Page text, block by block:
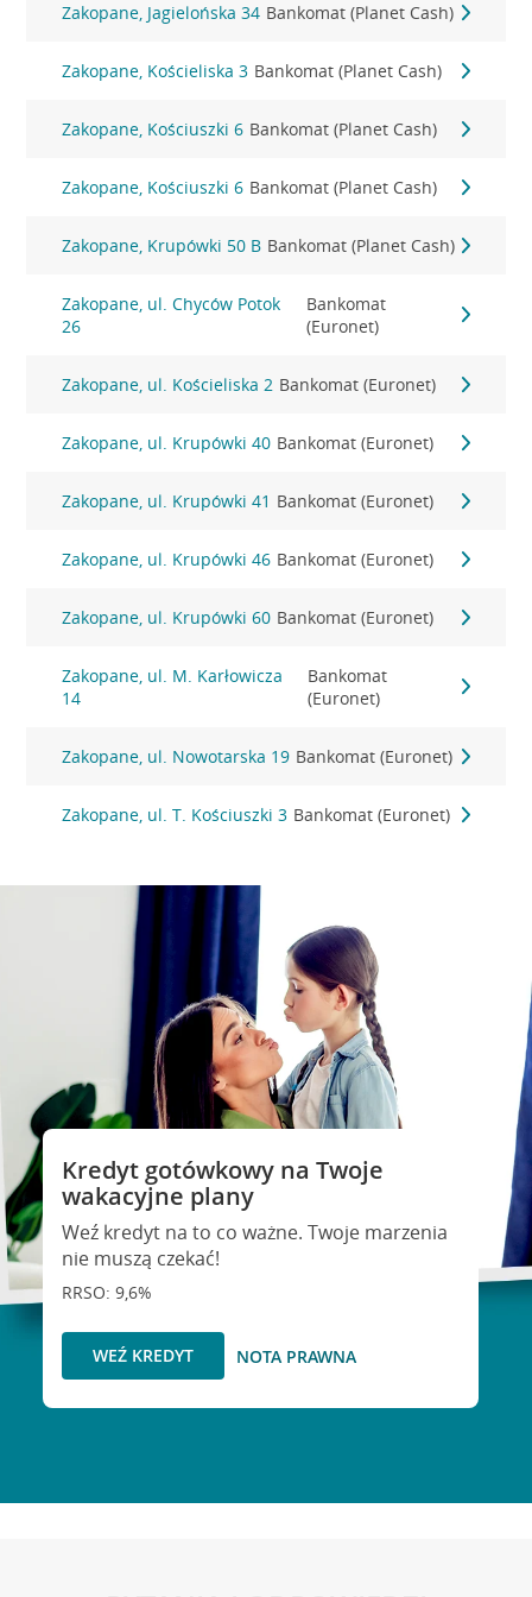
Zakopane, Jagielońska 34 Bankomat (Planet Cash)
Zakopane, Kościeliska 3 Bankomat (Planet Cash)
Zakopane, Kościuszki 6 Bankomat (Planet Cash)
Zakopane, Kościuszki 6 Bankomat (Planet Cash)
Zakopane, Krupówki 50 B Bankomat (Planet Cash)
Zakopane, ul. Chyców Potok
26
Bankomat
(Euronet)
Zakopane, ul. Kościeliska 2 Bankomat (Euronet)
Zakopane, ul. Krupówki 40 Bankomat (Euronet)
Zakopane, ul. Krupówki 41 Bankomat (Euronet)
Zakopane, ul. Krupówki 46 Bankomat (Euronet)
Zakopane, ul. Krupówki 60 Bankomat (Euronet)
Zakopane, ul. M. Karłowicza
14
Bankomat
(Euronet)
Zakopane, ul. Nowotarska 19 Bankomat (Euronet)
Zakopane, ul. T. Kościuszki 3 Bankomat (Euronet)
Kredyt gotówkowy na Twoje
wakacyjne plany
Weź kredyt na to co ważne. Twoje marzenia
nie muszą czekać!
RRSO: 9,6%
WEŹ KREDYT NOTA PRAWNA